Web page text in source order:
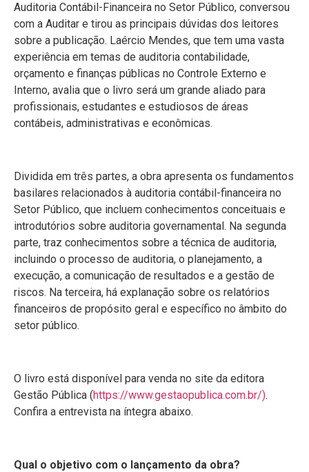
Auditoria Contábil-Financeira no Setor Público, conversou
com a Auditar e tirou as principais dúvidas dos leitores
sobre a publicação. Laércio Mendes, que tem uma vasta
experiência em temas de auditoria contabilidade,
orçamento e finanças públicas no Controle Externo e
Interno, avalia que o livro será um grande aliado para
profissionais, estudantes e estudiosos de áreas
contábeis, administrativas e econômicas.
Dividida em três partes, a obra apresenta os fundamentos
basilares relacionados à auditoria contábil-financeira no
Setor Público, que incluem conhecimentos conceituais e
introdutórios sobre auditoria governamental. Na segunda
parte, traz conhecimentos sobre a técnica de auditoria,
incluindo o processo de auditoria, o planejamento, a
execução, a comunicação de resultados e a gestão de
riscos. Na terceira, há explanação sobre os relatórios
financeiros de propósito geral e específico no âmbito do
setor público.
O livro está disponível para venda no site da editora
Gestão Pública (https://www.gestaopublica.com.br/).
Confira a entrevista na íntegra abaixo.
Qual o objetivo com o lançamento da obra?